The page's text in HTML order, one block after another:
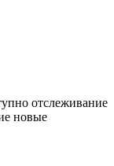
отслеживание
новые